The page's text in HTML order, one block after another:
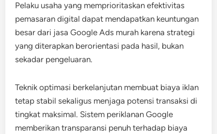
Pelaku usaha yang memprioritaskan efektivitas
pemasaran digital dapat mendapatkan keuntungan
besar dari jasa Google Ads murah karena strategi
yang diterapkan berorientasi pada hasil, bukan
sekadar pengeluaran.
Teknik optimasi berkelanjutan membuat biaya iklan
tetap stabil sekaligus menjaga potensi transaksi di
tingkat maksimal. Sistem periklanan Google
memberikan transparansi penuh terhadap biaya